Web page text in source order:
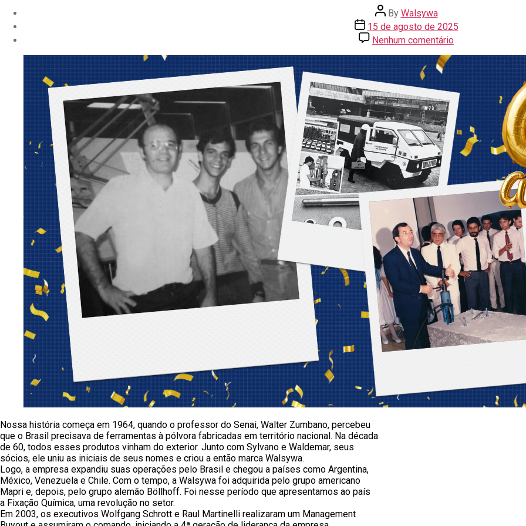
By Walsywa
15 de agosto de 2025
Nenhum comentário
Nossa história começa em 1964, quando o professor do Senai, Walter Zumbano, percebeu
que o Brasil precisava de ferramentas à pólvora fabricadas em território nacional. Na década
de 60, todos esses produtos vinham do exterior. Junto com Sylvano e Waldemar, seus
sócios, ele uniu as iniciais de seus nomes e criou a então marca Walsywa.
Logo, a empresa expandiu suas operações pelo Brasil e chegou a países como Argentina,
México, Venezuela e Chile. Com o tempo, a Walsywa foi adquirida pelo grupo americano
Mapri e, depois, pelo grupo alemão Böllhoff. Foi nesse período que apresentamos ao país
a Fixação Química, uma revolução no setor.
Em 2003, os executivos Wolfgang Schrott e Raul Martinelli realizaram um Management